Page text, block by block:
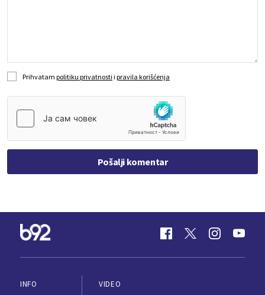
Prihvatam politiku privatnosti i pravila korišćenja
Pošalji komentar
INFO
VIDEO